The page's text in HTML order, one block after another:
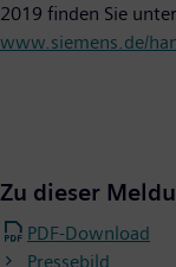
2019 finden Sie unter
www.siemens.de/
Zu dieser
PDF-Download
Pressebild